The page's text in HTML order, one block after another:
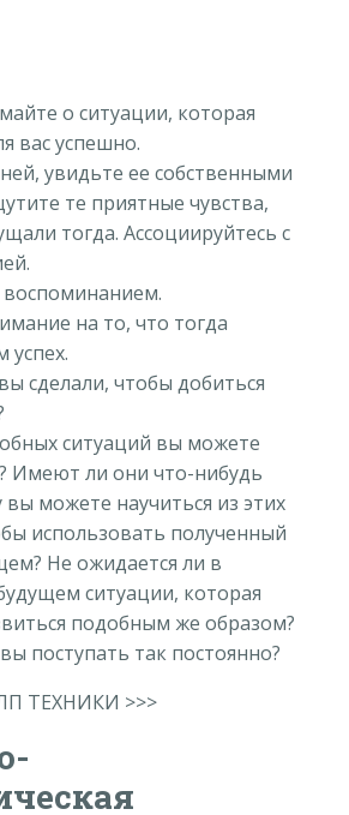
о ситуации, которая
вас успешно.
увидьте ее собственными
те приятные чувства,
тогда. Ассоциируйтесь с
воспоминанием.
на то, что тогда
успех.
сделали, чтобы добиться
ситуаций вы можете
Имеют ли они что-нибудь
можете научиться из этих
использовать полученный
Не ожидается ли в
ситуации, которая
подобным же образом?
поступать так постоянно?
ТЕХНИКИ >>>